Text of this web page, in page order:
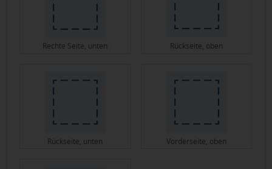
Rechte Seite, unten Rückseite, oben
Rückseite, unten Vorderseite, oben